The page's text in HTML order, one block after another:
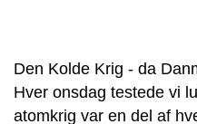
Den Kolde Krig - da
Hver onsdag testede vi
atomkrig var en del af